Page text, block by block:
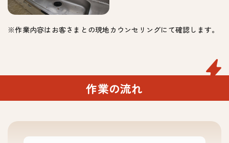
※作業内容はお客さまとの現地カウンセリングにて確認します。
作業の流れ